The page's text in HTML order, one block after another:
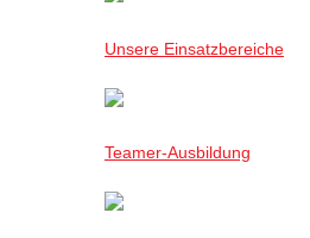
Unsere Einsatzbereiche
Teamer-Ausbildung